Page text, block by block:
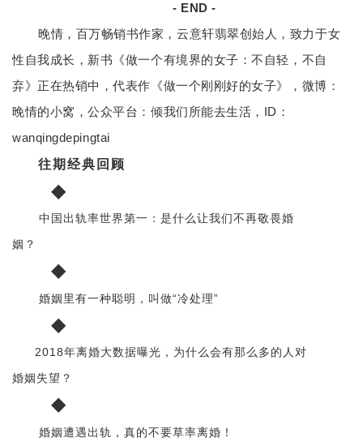
- END -
晚情，百万畅销书作家，云意轩翡翠创始人，致力于女
性自我成长，新书《做一个有境界的女子：不自轻，不自
弃》正在热销中，代表作《做一个刚刚好的女子》，微博：
晚情的小窝，公众平台：倾我们所能去生活，ID：
wanqingdepingtai
往期经典回顾
◆
中国出轨率世界第一：是什么让我们不再敬畏婚
姻？
◆
婚姻里有一种聪明，叫做“冷处理”
◆
2018年离婚大数据曝光，为什么会有那么多的人对
婚姻失望？
◆
婚姻遭遇出轨，真的不要草率离婚！